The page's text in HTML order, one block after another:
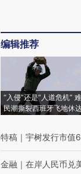
编辑推荐
“入侵”还是“人道危机” 难
民潮撕裂西班牙飞地休
特稿 ｜ 宇树发行市值
金融 ｜ 在岸人民币兑